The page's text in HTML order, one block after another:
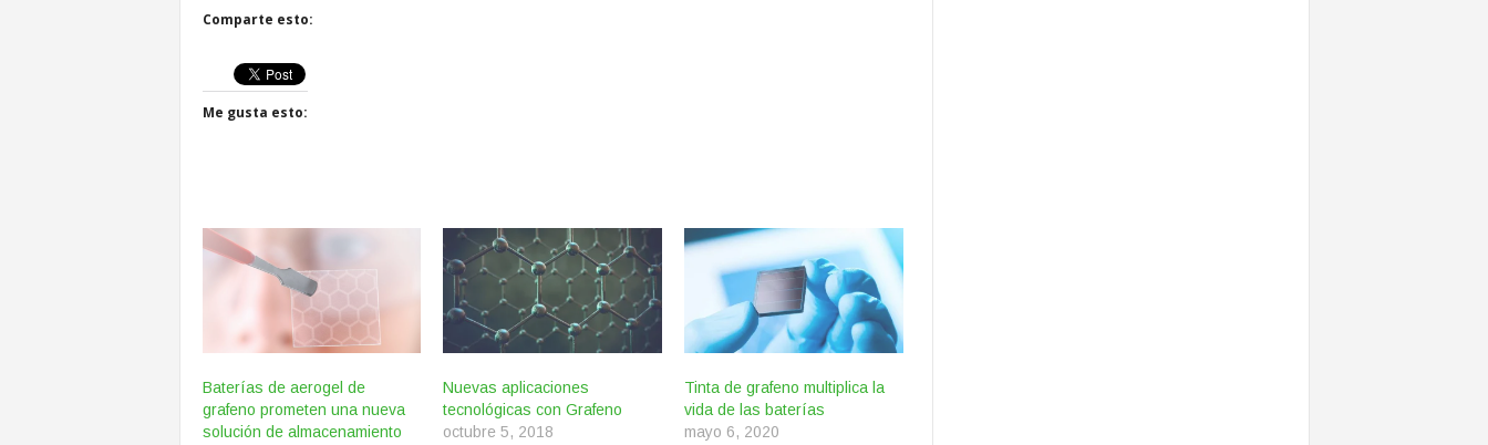
Comparte esto:
Me gusta esto:
Baterías de aerogel de
grafeno prometen una nueva
solución de almacenamiento
Nuevas aplicaciones
tecnológicas con Grafeno
octubre 5, 2018
Tinta de grafeno multiplica la
vida de las baterías
mayo 6, 2020